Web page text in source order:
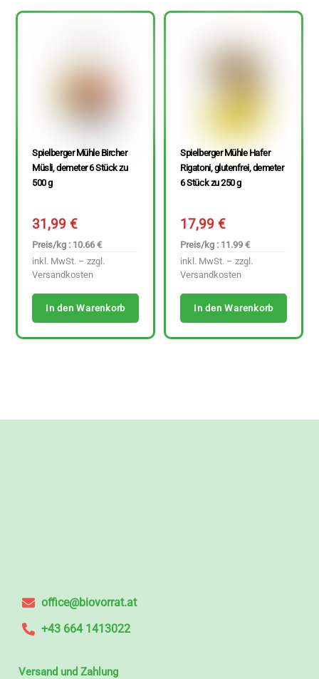
Spielberger Mühle Bircher
Müsli, demeter 6 Stück zu
500 g
31,99€
Preis/kg : 10.66 €
inkl. MwSt. – zzgl.
Versandkosten
In den Warenkorb
Spielberger Mühle Hafer
Rigatoni, glutenfrei, demeter
6 Stück zu 250 g
17,99€
Preis/kg : 11.99 €
inkl. MwSt. – zzgl.
Versandkosten
In den Warenkorb
office@biovorrat.at
+43 664 1413022
Versand und Zahlung